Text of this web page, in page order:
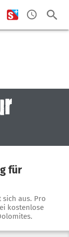
für
sich aus. Pro
kostenlose